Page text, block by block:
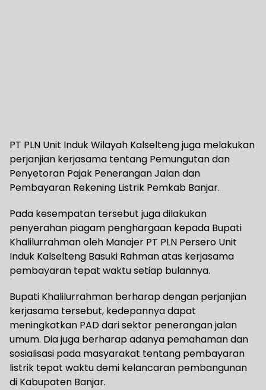
PT PLN Unit Induk Wilayah Kalselteng juga melakukan
perjanjian kerjasama tentang Pemungutan dan
Penyetoran Pajak Penerangan Jalan dan
Pembayaran Rekening Listrik Pemkab Banjar.
Pada kesempatan tersebut juga dilakukan
penyerahan piagam penghargaan kepada Bupati
Khalilurrahman oleh Manajer PT PLN Persero Unit
Induk Kalselteng Basuki Rahman atas kerjasama
pembayaran tepat waktu setiap bulannya.
Bupati Khalilurrahman berharap dengan perjanjian
kerjasama tersebut, kedepannya dapat
meningkatkan PAD dari sektor penerangan jalan
umum. Dia juga berharap adanya pemahaman dan
sosialisasi pada masyarakat tentang pembayaran
listrik tepat waktu demi kelancaran pembangunan
di Kabupaten Banjar.